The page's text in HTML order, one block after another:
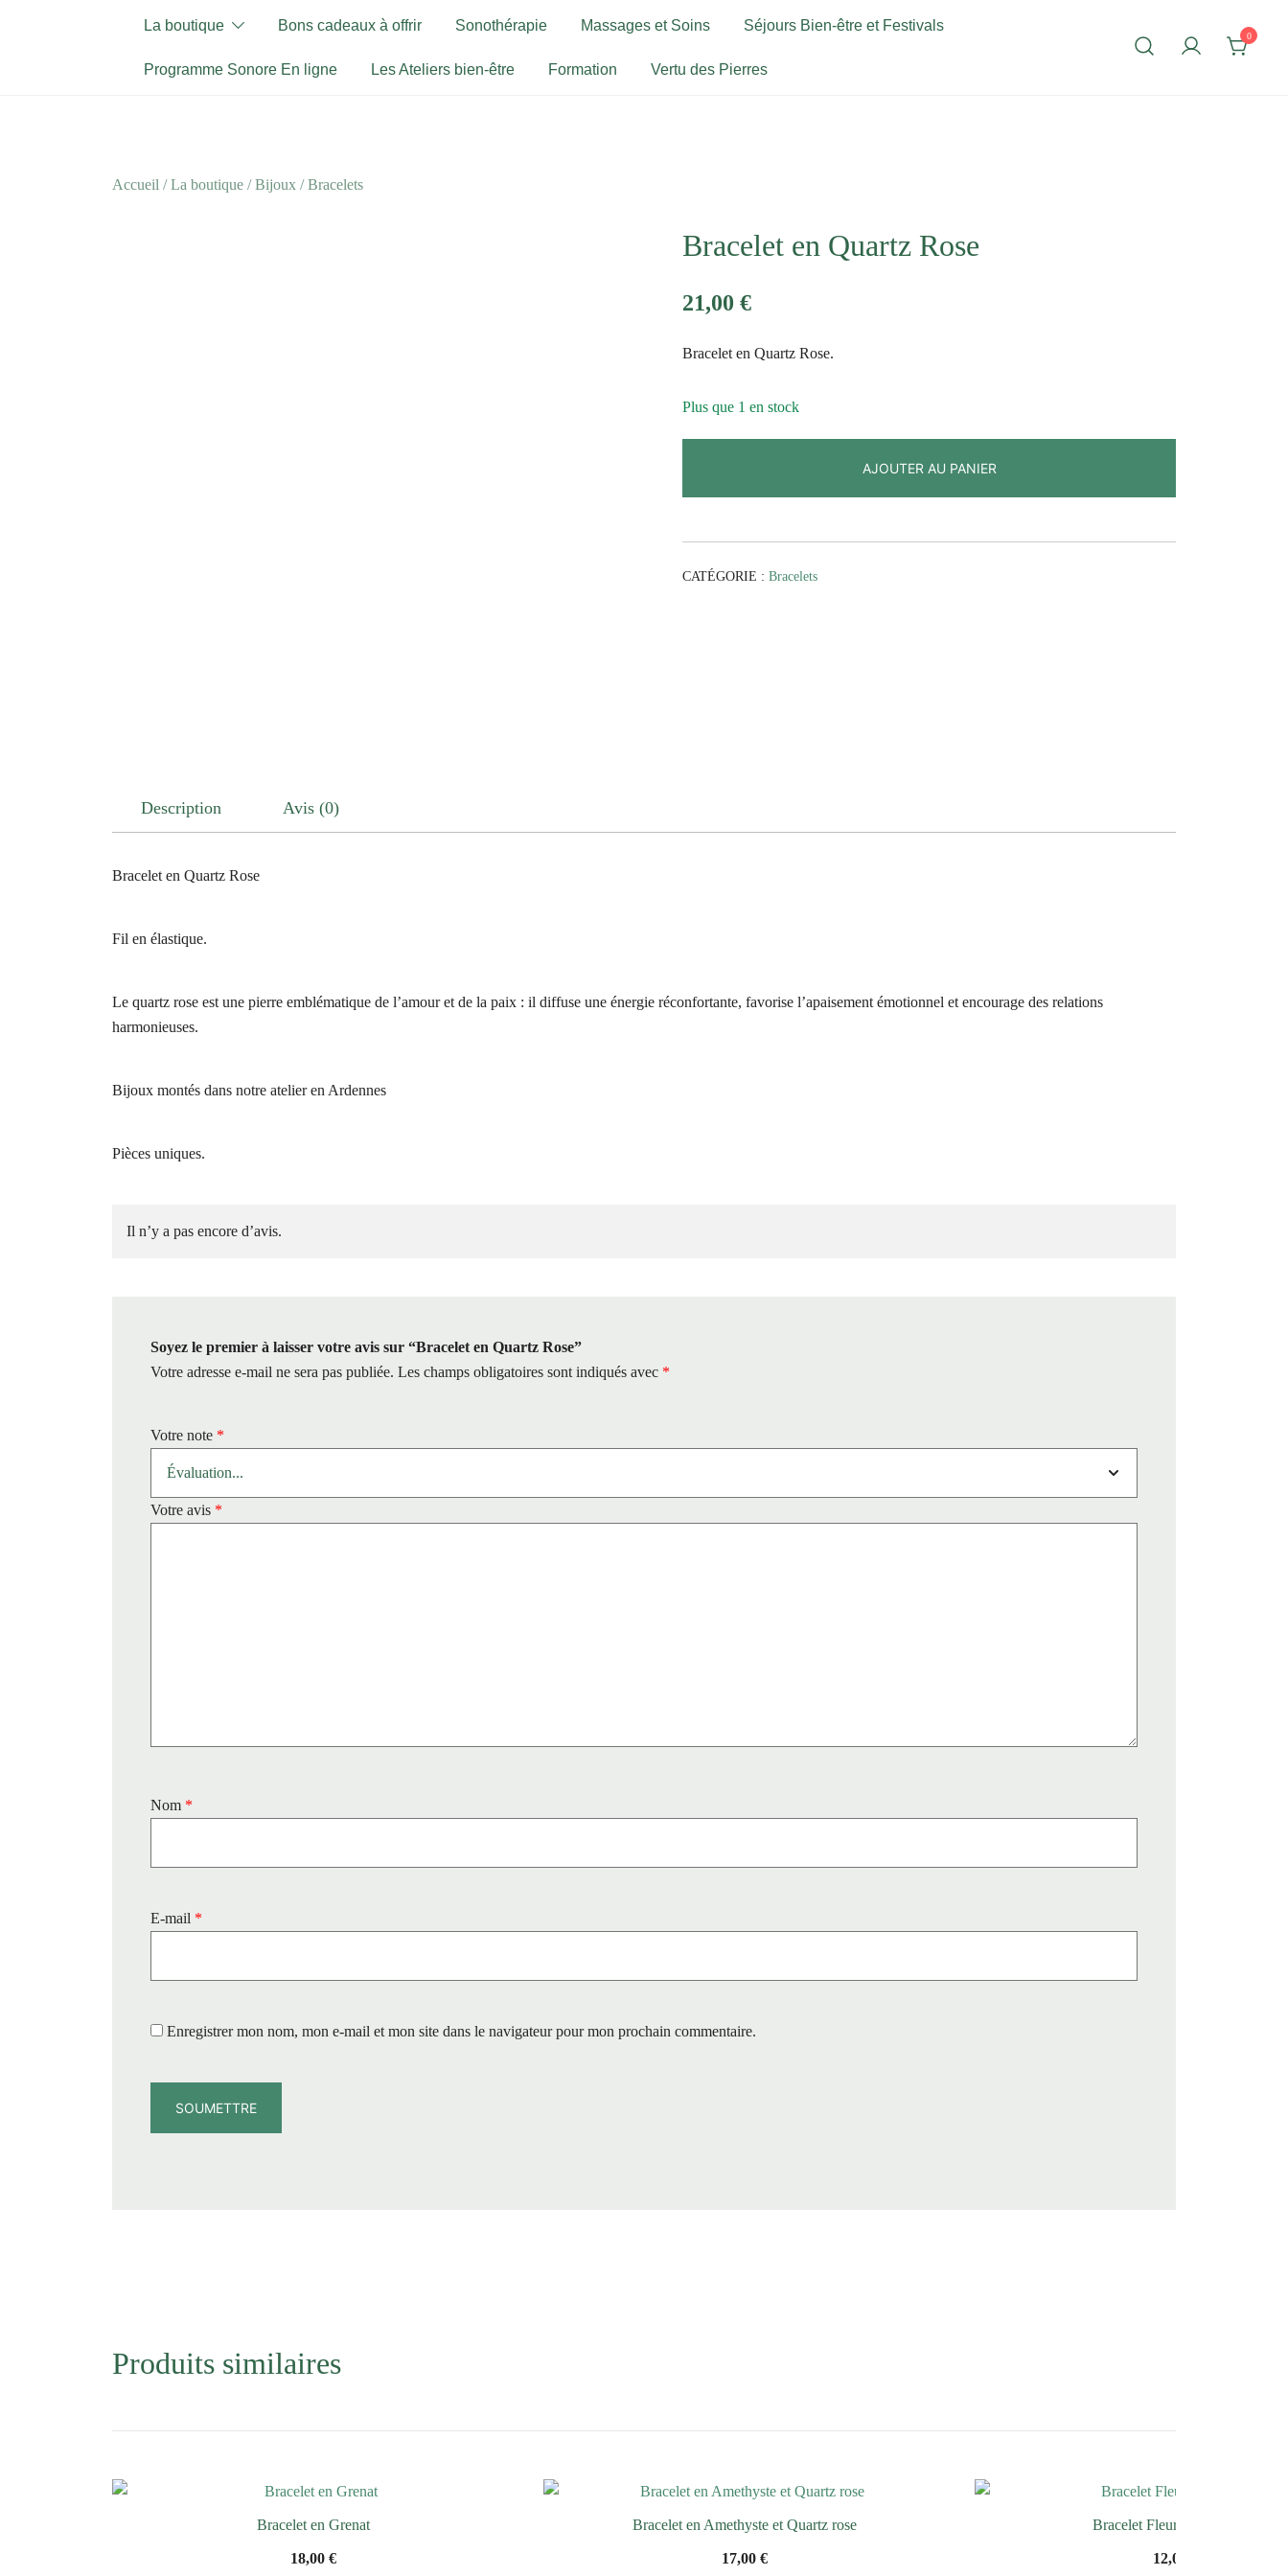
La boutique Bons cadeaux à offrir Sonothérapie Massages et Soins Séjours Bien-être et Festivals
Programme Sonore En ligne Les Ateliers bien-être Formation Vertu des Pierres
0
Accueil /La boutique /Bijoux /Bracelets
Bracelet en Quartz Rose
21,00 €
Bracelet en Quartz Rose.
Plus que 1 en stock
AJOUTER AU PANIER
CATÉGORIE : Bracelets
Description Avis (0)
Bracelet en Quartz Rose
Fil en élastique.
Le quartz rose est une pierre emblématique de l’amour et de la paix : il diffuse une énergie réconfortante, favorise l’apaisement émotionnel et encourage des relations
harmonieuses.
Bijoux montés dans notre atelier en Ardennes
Pièces uniques.
Il n’y a pas encore d’avis.
Soyez le premier à laisser votre avis sur “Bracelet en Quartz Rose”
Votre adresse e-mail ne sera pas publiée. Les champs obligatoires sont indiqués avec *
Votre note *
Votre avis *
Nom *
E-mail *
Enregistrer mon nom, mon e-mail et mon site dans le navigateur pour mon prochain commentaire.
Produits similaires
Bracelet en Grenat
18,00 €
Bracelet en Amethyste et Quartz rose
17,00 €
Bracelet Fleur d’Onyx Noir
12,00